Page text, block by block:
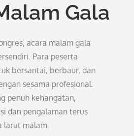
Gala
acara malam gala
Para peserta
bersantai, berbaur, dan
sesama profesional.
penuh kehangatan,
dan pengalaman terus
larut malam.